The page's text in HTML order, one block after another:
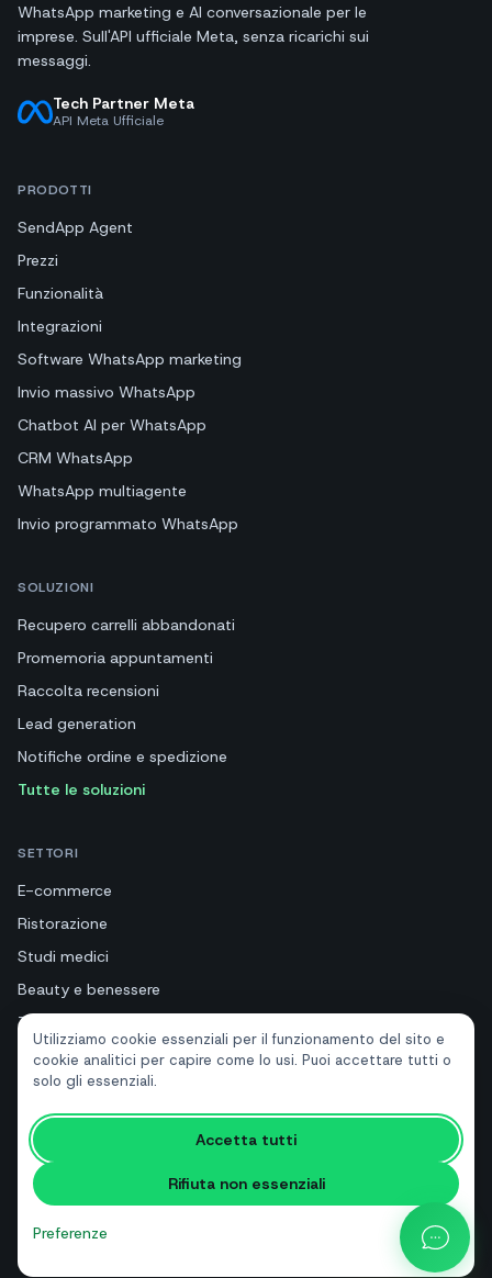
Utilizziamo cookie essenziali per il funzionamento del sito e
cookie analitici per capire come lo usi. Puoi accettare tutti o
solo gli essenziali.
Accetta tutti
Rifiuta non essenziali
Preferenze
WhatsApp marketing e AI conversazionale per le
imprese. Sull'API ufficiale Meta, senza ricarichi sui
messaggi.
Tech Partner Meta
API Meta Ufficiale
PRODOTTI
SendApp Agent
Prezzi
Funzionalità
Integrazioni
Software WhatsApp marketing
Invio massivo WhatsApp
Chatbot AI per WhatsApp
CRM WhatsApp
WhatsApp multiagente
Invio programmato WhatsApp
SOLUZIONI
Recupero carrelli abbandonati
Promemoria appuntamenti
Raccolta recensioni
Lead generation
Notifiche ordine e spedizione
Tutte le soluzioni
SETTORI
E-commerce
Ristorazione
Studi medici
Beauty e benessere
Turismo e hotel
Immobiliari
RISORSE
Strumenti gratuiti
Glossario